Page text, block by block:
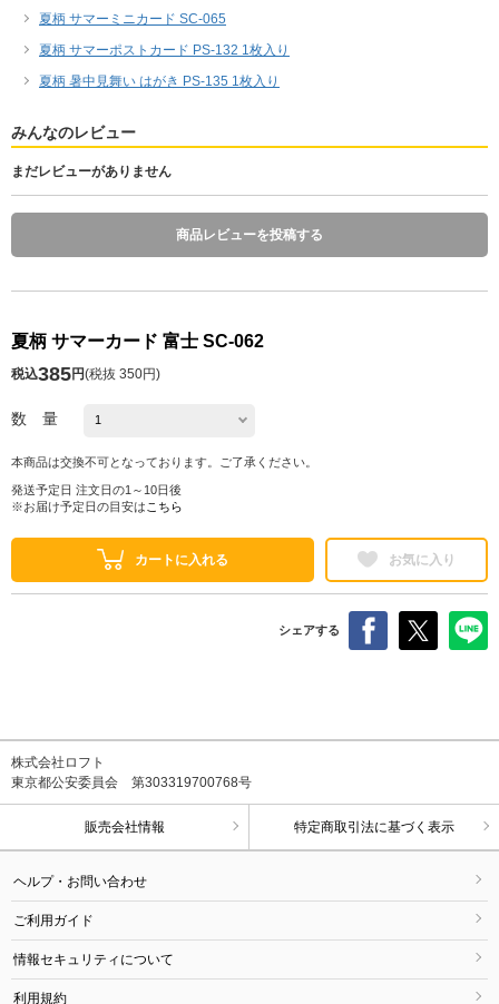
夏柄 サマーミニカード SC-065
夏柄 サマーポストカード PS-132 1枚入り
夏柄 暑中見舞い はがき PS-135 1枚入り
みんなのレビュー
まだレビューがありません
商品レビューを投稿する
夏柄 サマーカード 富士 SC-062
税込385円(税抜 350円)
数 量
本商品は交換不可となっております。ご了承ください。
発送予定日 注文日の1～10日後
※お届け予定日の目安は こちら
カートに入れる お気に入り
シェアする
株式会社ロフト
東京都公安委員会 第303319700768号
販売会社情報 特定商取引法に基づく表示
ヘルプ・お問い合わせ
ご利用ガイド
情報セキュリティについて
利用規約